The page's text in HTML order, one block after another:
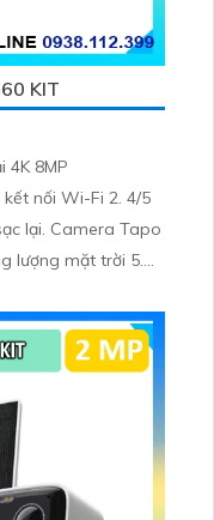
KIT
4K 8MP
nối Wi-Fi 2. 4/5
lại. Camera Tapo
lượng mặt trời 5.